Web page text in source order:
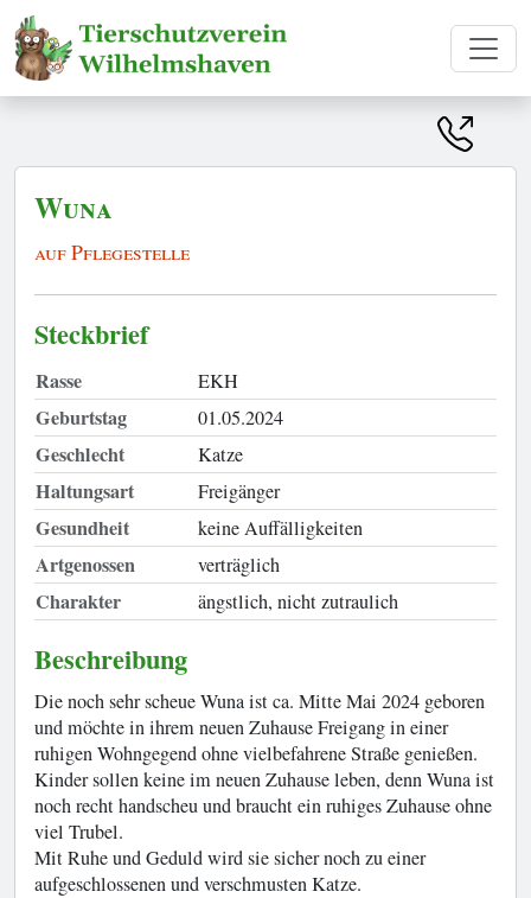
Wuna
auf Pflegestelle
Steckbrief
Rasse EKH
Geburtstag 01.05.2024
Geschlecht Katze
Haltungsart Freigänger
Gesundheit keine Auffälligkeiten
Artgenossen verträglich
Charakter ängstlich, nicht zutraulich
Beschreibung
Die noch sehr scheue Wuna ist ca. Mitte Mai 2024 geboren
und möchte in ihrem neuen Zuhause Freigang in einer
ruhigen Wohngegend ohne vielbefahrene Straße genießen.
Kinder sollen keine im neuen Zuhause leben, denn Wuna ist
noch recht handscheu und braucht ein ruhiges Zuhause ohne
viel Trubel.
Mit Ruhe und Geduld wird sie sicher noch zu einer
aufgeschlossenen und verschmusten Katze.